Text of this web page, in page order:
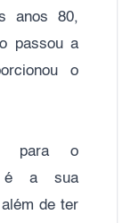
anos 80,
passou a
o
para o
é a sua
de ter